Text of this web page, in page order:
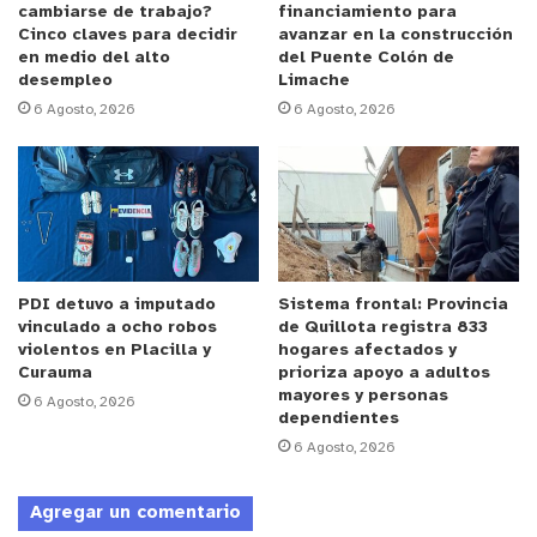
Reproductor
Video
00:00 00:32
Reproductor
cambiarse de trabajo?
Cinco claves para decidir
en medio del alto
desempleo
6 Agosto, 2026
financiamiento para
avanzar en la construcción
del Puente Colón de
Limache
6 Agosto, 2026
PDI detuvo a imputado
vinculado a ocho robos
violentos en Placilla y
Curauma
6 Agosto, 2026
Sistema frontal: Provincia
de Quillota registra 833
hogares afectados y
prioriza apoyo a adultos
mayores y personas
dependientes
6 Agosto, 2026
Agregar un comentario